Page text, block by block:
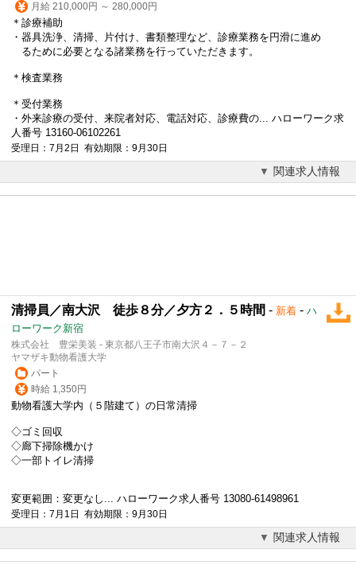
月給 210,000円 ～ 280,000円
＊診療補助
・器具洗浄、清掃、片付け、書類整理など、診療業務を円滑に進め
るために必要となる諸業務を行っていただきます。
＊検査業務
＊受付業務
・外来診療の受付、来院者対応、電話対応、診療費の... ハローワーク求
人番号 13160-06102261
受理日：7月2日 有効期限：9月30日
関連求人情報
清掃員／南大沢 徒歩８分／夕方２．５時間 - 新着 - ハ
ローワーク新宿
株式会社 豊栄美装 - 東京都八王子市南大沢４－７－２
ヤマザキ動物看護大学
パート
時給 1,350円
動物看護大学内（５階建て）の日常清掃
◇ゴミ回収
◇廊下掃除機かけ
◇一部トイレ清掃
変更範囲：変更なし... ハローワーク求人番号 13080-61498961
受理日：7月1日 有効期限：9月30日
関連求人情報